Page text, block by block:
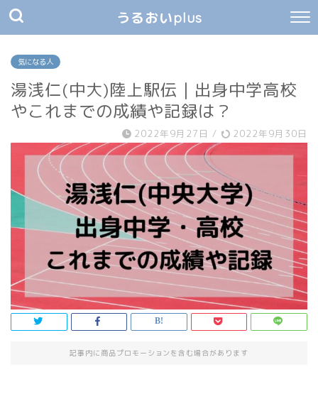
うるおいplus
気になる人
湯浅仁(中大)陸上駅伝｜出身中学高校
やこれまでの成績や記録は？
2022年9月27日 / 2022年9月30日
記事内に商品プロモーションを含む場合があります